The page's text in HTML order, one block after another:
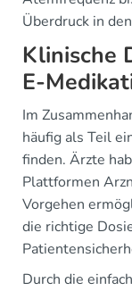
Überdruck in
Klinische
E-
Im
häufig als Teil
finden. Ärzte
Plattformen
Vorgehen
die richtige
Durch die